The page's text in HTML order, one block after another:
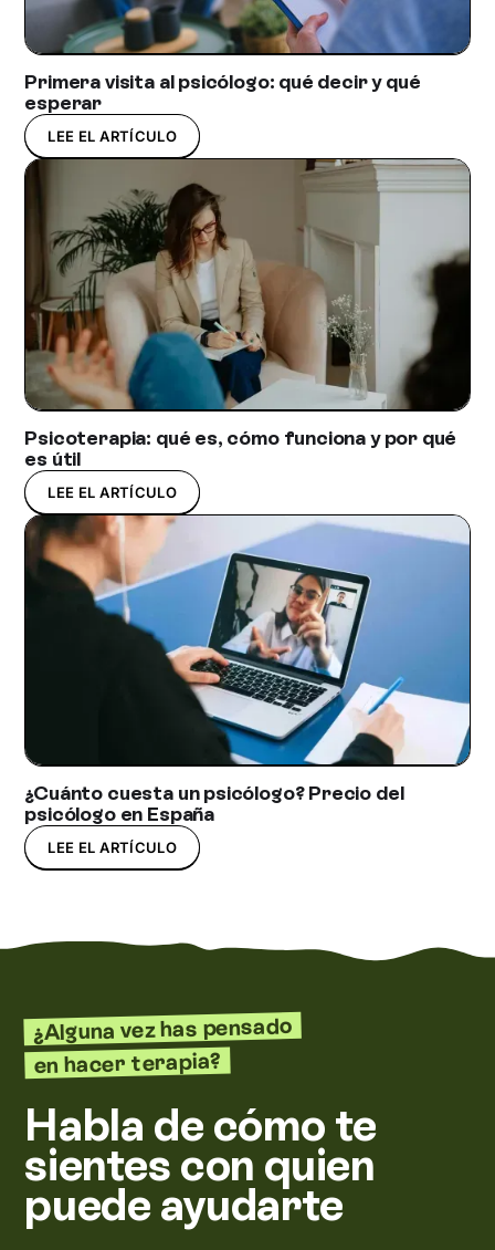
Primera visita al psicólogo: qué decir y qué
esperar
LEE EL ARTÍCULO
Psicoterapia: qué es, cómo funciona y por qué
es útil
LEE EL ARTÍCULO
¿Cuánto cuesta un psicólogo? Precio del
psicólogo en España
LEE EL ARTÍCULO
¿Alguna vez has pensado
en hacer terapia?
Habla de cómo te
sientes con quien
puede ayudarte